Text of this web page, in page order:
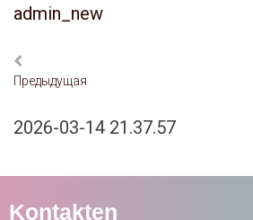
admin_new
Предыдущая
2026-03-14 21.37.57
Kontakten